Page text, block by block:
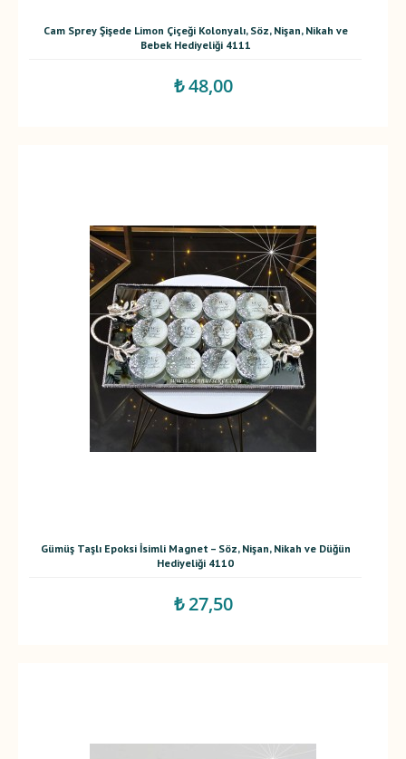
Cam Sprey Şişede Limon Çiçeği Kolonyalı, Söz, Nişan, Nikah ve
Bebek Hediyeliği 4111
₺ 48,00
Gümüş Taşlı Epoksi İsimli Magnet – Söz, Nişan, Nikah ve Düğün
Hediyeliği 4110
₺ 27,50